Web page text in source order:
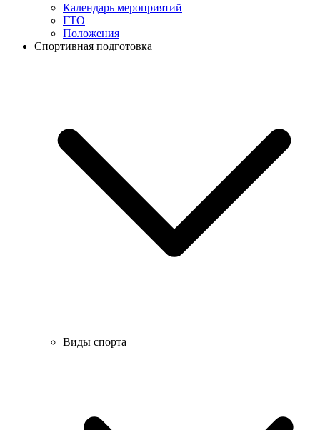
Календарь мероприятий
ГТО
Положения
Спортивная подготовка
Виды спорта